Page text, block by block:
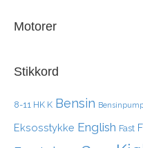
Motorer
Stikkord
8-11 HK K Bensin
Eksosstykke English Fast